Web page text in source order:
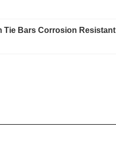
Tie Bars Corrosion Resistant